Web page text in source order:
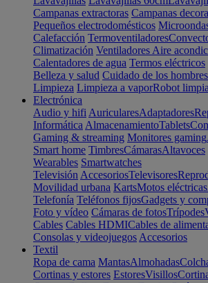
Campanas extractoras Campanas
Pequeños electrodomésticos
Calefacción Termoventiladores
Climatización Ventiladores Aire
Calentadores de agua Termos eléctricos
Belleza y salud Cuidado de los hombres
Limpieza Limpieza a vaporRobot
Electrónica
Audio y hifi AuricularesAdaptadores
Informática AlmacenamientoTablets
Gaming & streaming Monitores gaming
Smart home TimbresCámarasAltavoces
Wearables Smartwatches
Televisión AccesoriosTelevisores
Movilidad urbana KartsMotos eléctricas
Telefonía Teléfonos fijosGadgets y
Foto y vídeo Cámaras de fotosTrípodes
Cables Cables HDMICables de
Consolas y videojuegos Accesorios
Textil
Ropa de cama MantasAlmohadas
Cortinas y estores EstoresVisillos